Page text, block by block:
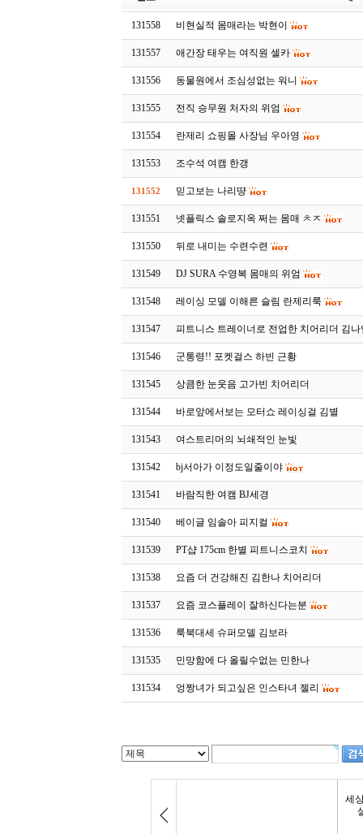
131558 비현실적 몸매라는 박현이
131557 애간장 태우는 여직원 셀카
131556 동물원에서 조심성없는 워니
131555 전직 승무원 처자의 위엄
131554 란제리 쇼핑몰 사장님 우아영
131553 조수석 여캠 한갱
131552 믿고보는 나리땽
131551 넷플릭스 솔로지옥 쩌는 몸매 ㅊㅈ
131550 뒤로 내미는 수련수련
131549 DJ SURA 수영복 몸매의 위엄
131548 레이싱 모델 이해른 슬림 란제리룩
131547 피트니스 트레이너로 전업한 치어리더 김나
131546 군통령!! 포켓걸스 하빈 근황
131545 상큼한 눈웃음 고가빈 치어리더
131544 바로앞에서보는 모터쇼 레이싱걸 김별
131543 여스트리머의 뇌쇄적인 눈빛
131542 bj서아가 이정도일줄이야
131541 바람직한 여캠 BJ세경
131540 베이글 임솔아 피지컬
131539 PT샵 175cm 한별 피트니스코치
131538 요즘 더 건강해진 김한나 치어리더
131537 요즘 코스플레이 잘하신다는분
131536 룩북대세 슈퍼모델 김보라
131535 민망함에 다 올릴수없는 민한나
131534 엉짱녀가 되고싶은 인스타녀 젤리